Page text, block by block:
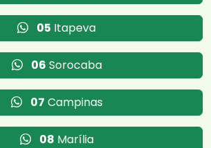
05 Itapeva
06 Sorocaba
07 Campinas
08 Marília